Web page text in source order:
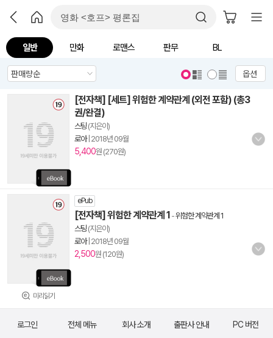
일반 만화 로맨스 판무 BL
옵션
[전자책] [세트] 위험한 계약관계 (외전 포함) (총3
권/완결)
스팅 (지은이)
로아| 2018년 09월
5,400원 (270원)
미리읽기
ePub
[전자책] 위험한 계약관계 1 -위험한 계약관계 1
스팅 (지은이)
로아| 2018년 09월
2,500원 (120원)
로그인 전체 메뉴 회사 소개 출판사 안내 PC 버전